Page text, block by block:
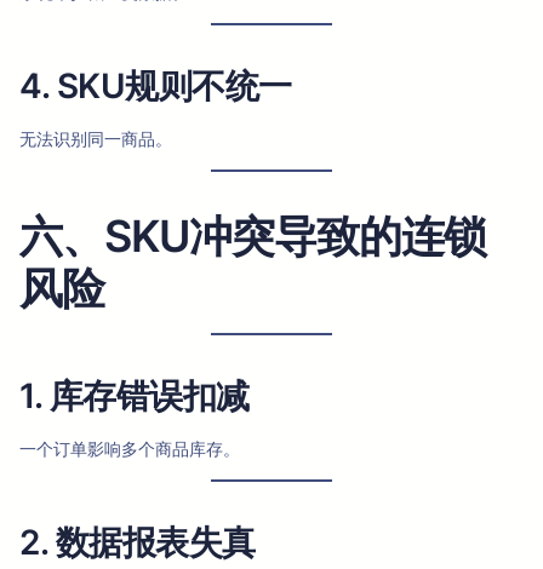
4. SKU规则不统一
无法识别同一商品。
六、SKU冲突导致的连锁
风险
1. 库存错误扣减
一个订单影响多个商品库存。
2. 数据报表失真